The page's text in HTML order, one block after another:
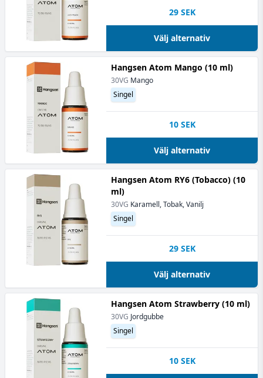
29 SEK
Välj alternativ
Hangsen Atom Mango (10 ml)
30VG Mango
Singel
10 SEK
Välj alternativ
Hangsen Atom RY6 (Tobacco) (10
ml)
30VG Karamell, Tobak, Vanilj
Singel
29 SEK
Välj alternativ
Hangsen Atom Strawberry (10 ml)
30VG Jordgubbe
Singel
10 SEK